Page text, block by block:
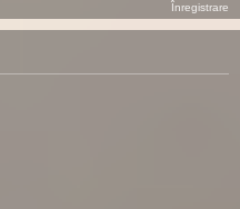
Înregistrare